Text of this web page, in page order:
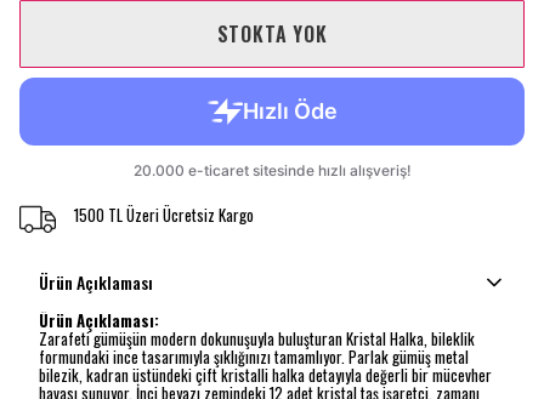
STOKTA YOK
1500 TL Üzeri Ücretsiz Kargo
Ürün Açıklaması
Ürün Açıklaması:
Zarafeti gümüşün modern dokunuşuyla buluşturan Kristal Halka, bileklik
formundaki ince tasarımıyla şıklığınızı tamamlıyor. Parlak gümüş metal
bilezik, kadran üstündeki çift kristalli halka detayıyla değerli bir mücevher
havası sunuyor. İnci beyazı zemindeki 12 adet kristal taş işaretçi, zamanı